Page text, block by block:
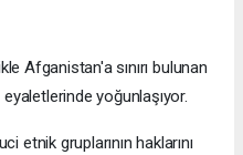
Afganistan'a sınırı bulunan
yoğunlaşıyor.
etnik gruplarının haklarını